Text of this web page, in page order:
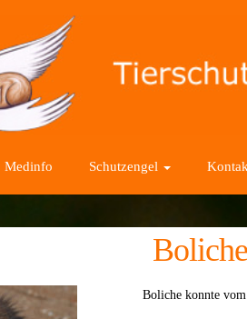
Medinfo Schutzengel
Boliche
Boliche konnte